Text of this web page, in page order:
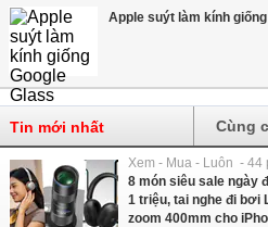
Apple suýt làm kính
Tin mới nhất Cùng
Xem - Mua - Luôn - 44
8 món siêu sale ngày
1 triệu, tai nghe đi bơi
zoom 400mm cho